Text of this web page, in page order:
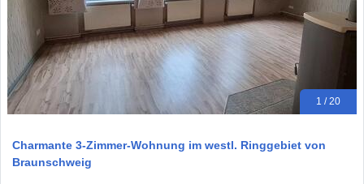
1 / 20
Charmante 3-Zimmer-Wohnung im westl. Ringgebiet von
Braunschweig